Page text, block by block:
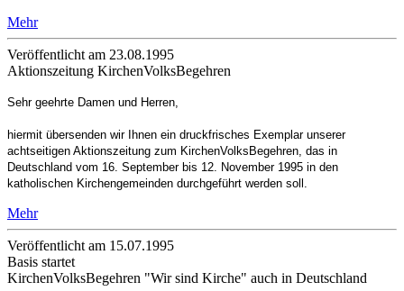
Mehr
Veröffentlicht am 23­.08.1995
Aktionszeitung KirchenVolksBegehren
Sehr geehrte Damen und Herren,
hiermit übersenden wir Ihnen ein druckfrisches Exemplar unserer
achtseitigen Aktionszeitung zum KirchenVolksBegehren, das in
Deutschland vom 16. September bis 12. November 1995 in den
katholischen Kirchengemeinden durchgeführt werden soll.
Mehr
Veröffentlicht am 15­.07.1995
Basis startet
KirchenVolksBegehren "Wir sind Kirche" auch in Deutschland